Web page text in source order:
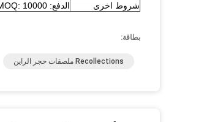
شروط اخرى
الدفع: T / T MOQ: 10000 جهاز كمبيوتر شخصى
بطاقة:
Recollections ملصقات حجر الراين